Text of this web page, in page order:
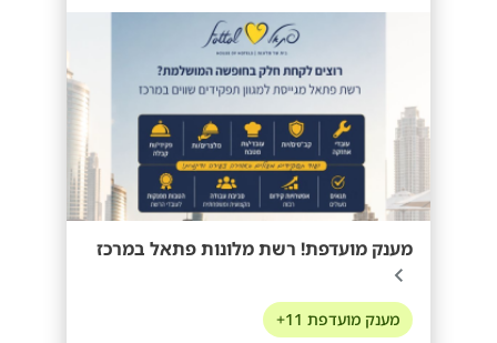
מענק מועדפת! רשת מלונות פתאל במרכז
מענק מועדפת 11+